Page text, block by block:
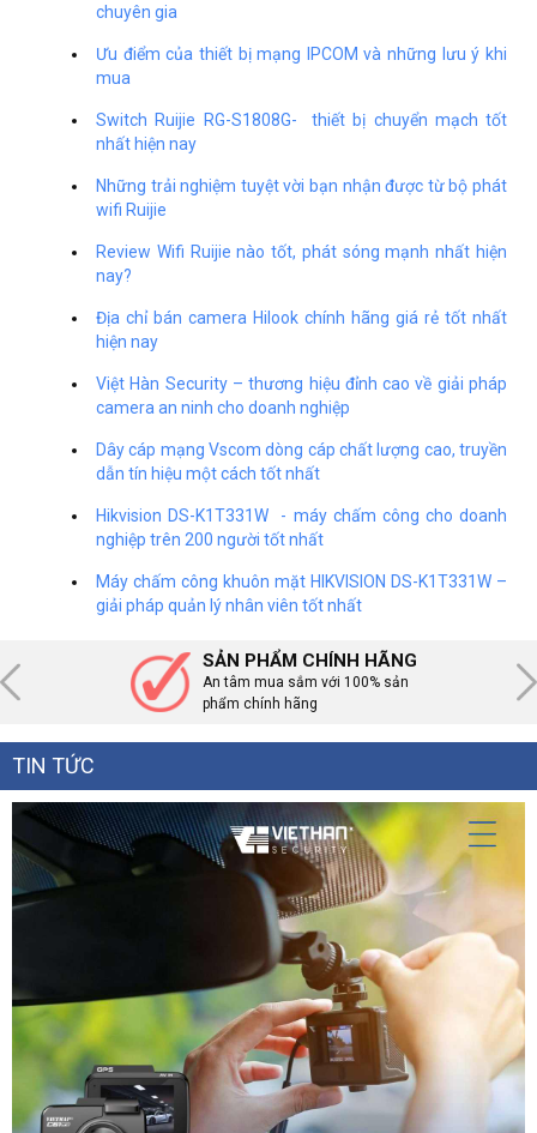
chuyên gia
Ưu điểm của thiết bị mạng IPCOM và những lưu ý khi
mua
Switch Ruijie RG-S1808G- thiết bị chuyển mạch tốt
nhất hiện nay
Những trải nghiệm tuyệt vời bạn nhận được từ bộ phát
wifi Ruijie
Review Wifi Ruijie nào tốt, phát sóng mạnh nhất hiện
nay?
Địa chỉ bán camera Hilook chính hãng giá rẻ tốt nhất
hiện nay
Việt Hàn Security – thương hiệu đỉnh cao về giải pháp
camera an ninh cho doanh nghiệp
Dây cáp mạng Vscom dòng cáp chất lượng cao, truyền
dẫn tín hiệu một cách tốt nhất
Hikvision DS-K1T331W - máy chấm công cho doanh
nghiệp trên 200 người tốt nhất
Máy chấm công khuôn mặt HIKVISION DS-K1T331W –
giải pháp quản lý nhân viên tốt nhất
SẢN PHẨM CHÍNH HÃNG
An tâm mua sắm với 100% sản
phẩm chính hãng
TIN TỨC